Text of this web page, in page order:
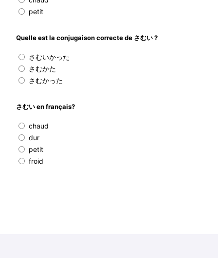
petit
Quelle est la conjugaison correcte de さむい ?
さむいかった
さむかた
さむかった
さむい en français?
chaud
dur
petit
froid